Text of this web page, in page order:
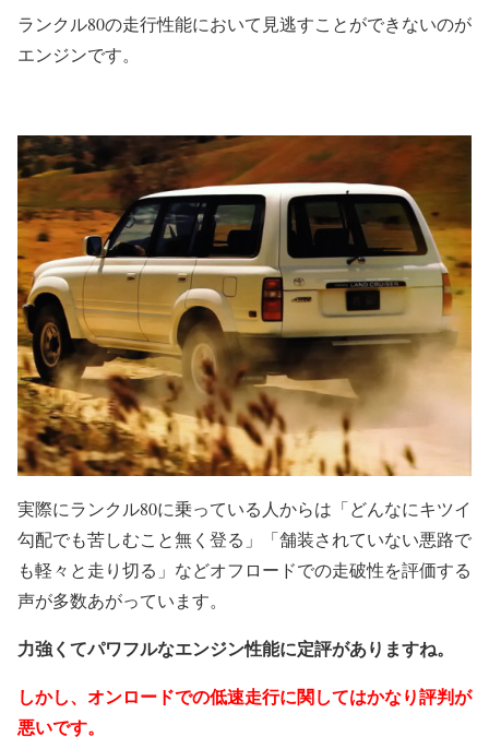
ランクル80の走行性能において見逃すことができないのが
エンジンです。
実際にランクル80に乗っている人からは「どんなにキツイ
勾配でも苦しむこと無く登る」「舗装されていない悪路で
も軽々と走り切る」などオフロードでの走破性を評価する
声が多数あがっています。
力強くてパワフルなエンジン性能に定評がありますね。
しかし、オンロードでの低速走行に関してはかなり評判が
悪いです。